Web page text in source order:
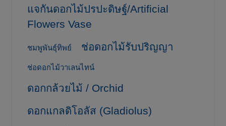
แจกันดอกไม้ปรปะดิษฐ์/Artificial
Flowers Vase
ชมพูพันธุ์ทิพย์ ช่อดอกไม้รับปริญญา
ช่อดอกไม้วาเลนไทน์
ดอกกล้วยไม้ / Orchid
ดอกแกลดิโอลัส (Gladiolus)